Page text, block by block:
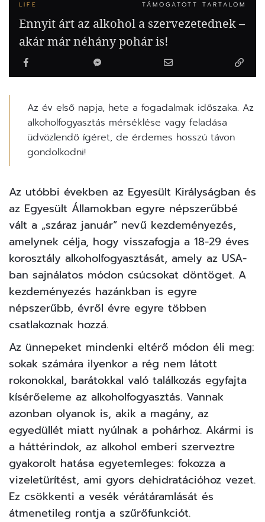
LIFE TÁMOGATOTT TARTALOM
Ennyit árt az alkohol a szervezetednek –
akár már néhány pohár is!
Az év első napja, hete a fogadalmak időszaka. Az
alkoholfogyasztás mérséklése vagy feladása
üdvözlendő ígéret, de érdemes hosszú távon
gondolkodni!
Az utóbbi években az Egyesült Királyságban és
az Egyesült Államokban egyre népszerűbbé
vált a „száraz január” nevű kezdeményezés,
amelynek célja, hogy visszafogja a 18-29 éves
korosztály alkoholfogyasztását, amely az USA-
ban sajnálatos módon csúcsokat döntöget. A
kezdeményezés hazánkban is egyre
népszerűbb, évről évre egyre többen
csatlakoznak hozzá.
Az ünnepeket mindenki eltérő módon éli meg:
sokak számára ilyenkor a rég nem látott
rokonokkal, barátokkal való találkozás egyfajta
kísérőeleme az alkoholfogyasztás. Vannak
azonban olyanok is, akik a magány, az
egyedüllét miatt nyúlnak a pohárhoz. Akármi is
a háttérindok, az alkohol emberi szerveztre
gyakorolt hatása egyetemleges: fokozza a
vizeletürítést, ami gyors dehidratációhoz vezet.
Ez csökkenti a vesék vérátáramlását és
átmenetileg rontja a szűrőfunkciót.